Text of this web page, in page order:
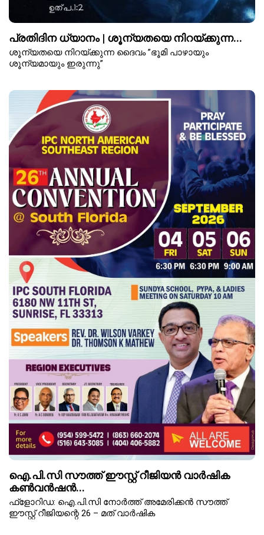
പ്രതിദിന ധ്യാനം | ശൂന്യതയെ നിറയ്ക്കുന്ന...
ശൂന്യതയെ നിറയ്ക്കുന്ന ദൈവം ”ഭൂമി പാഴായും
ശൂന്യമായും ഇരുന്നു”
ഐ.പി.സി സൗത്ത് ഈസ്റ്റ് റീജിയൻ വാർഷിക
കൺവൻഷൻ...
ഫ്ളോറിഡ: ഐ.പി.സി നോർത്ത് അമേരിക്കൻ സൗത്ത്
ഈസ്റ്റ് റീജിയന്റെ 26 – മത് വാർഷിക